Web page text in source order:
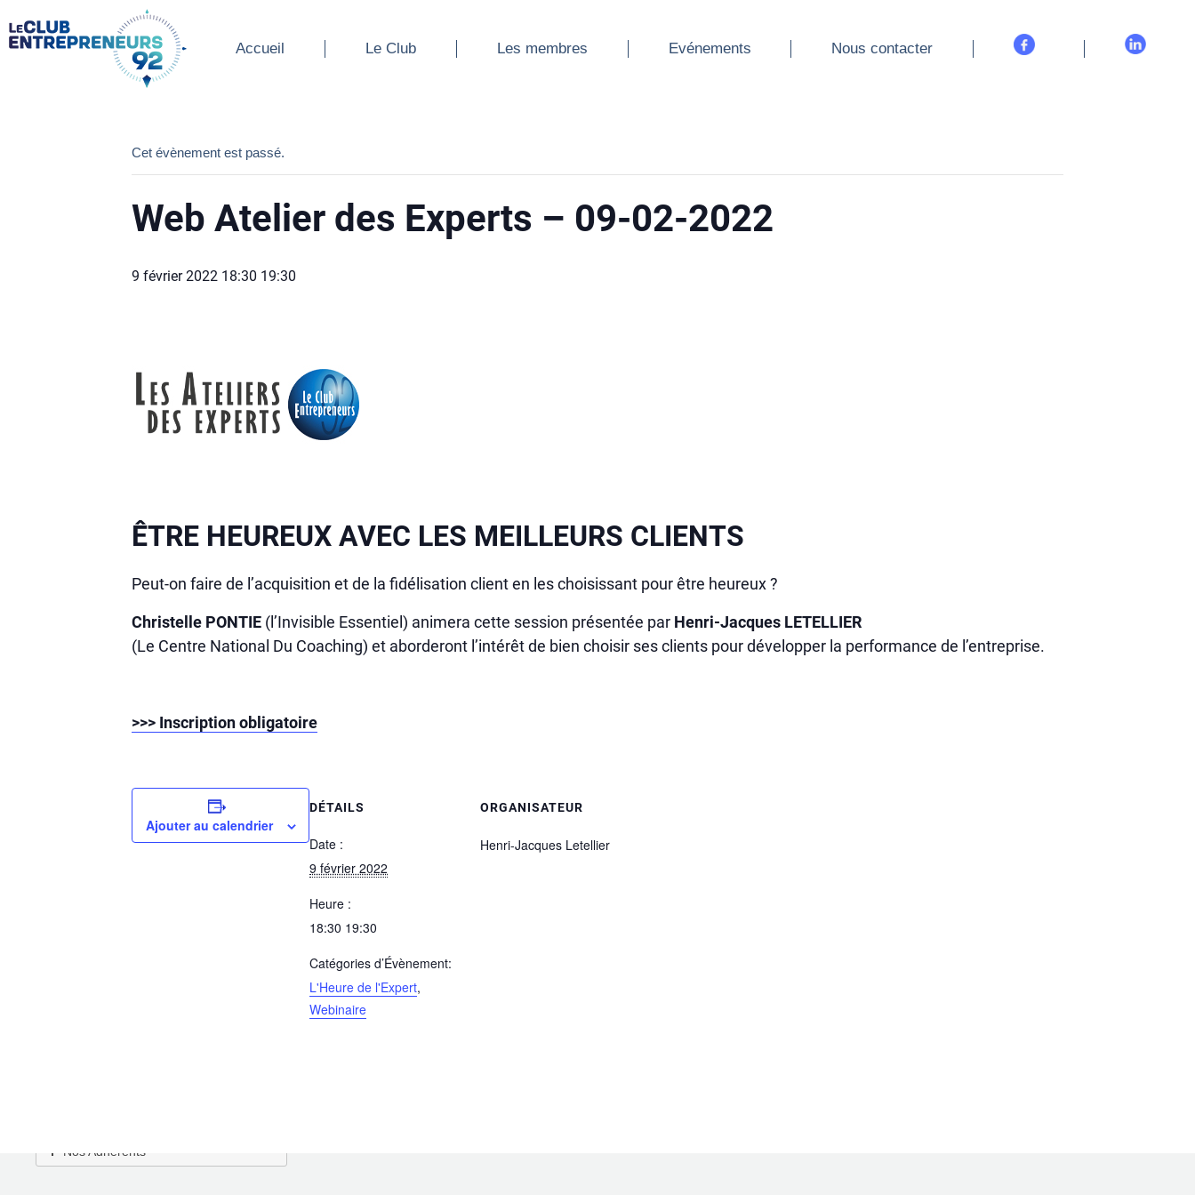
Accueil Le Club Les membres Evénements Nous contacter
Cet évènement est passé.
Web Atelier des Experts – 09-02-2022
9 février 2022 18:30 19:30
ÊTRE HEUREUX AVEC LES MEILLEURS CLIENTS
Peut-on faire de l’acquisition et de la fidélisation client en les choisissant pour être heureux ?
Christelle PONTIE (l’Invisible Essentiel) animera cette session présentée par Henri-Jacques LETELLIER
(Le Centre National Du Coaching) et aborderont l’intérêt de bien choisir ses clients pour développer la performance de l’entreprise.
>>> Inscription obligatoire
Ajouter au calendrier
DÉTAILS
Date :
9 février 2022
Heure :
18:30 19:30
Catégories d’Évènement:
L'Heure de l'Expert,
Webinaire
ORGANISATEUR
Henri-Jacques Letellier
Nos Adhérents
Accueil Le Club Les membres Evénements Nous contacter